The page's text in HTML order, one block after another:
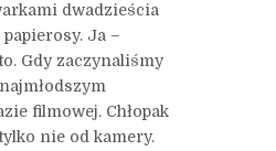
dwadzieścia
papierosy. Ja –
Gdy zaczynaliśmy
filmowej. Chłopak
nie od kamery.